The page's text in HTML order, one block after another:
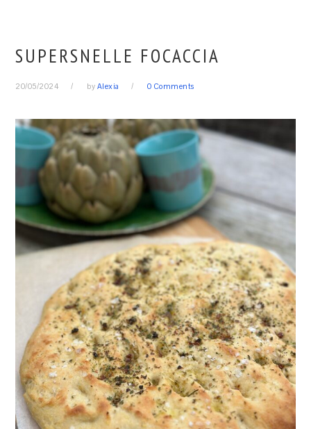
SUPERSNELLE FOCACCIA
20/05/2024 by Alexia 0 Comments